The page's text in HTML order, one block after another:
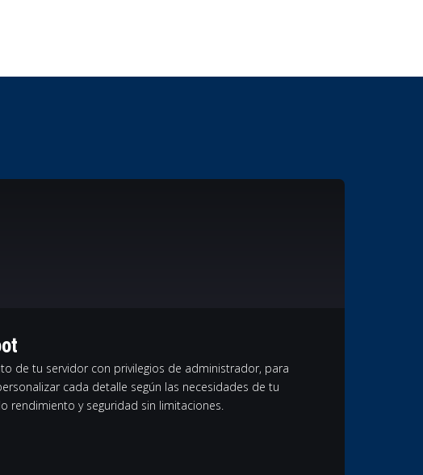
de tu servidor con privilegios de administrador, para
cada detalle según las necesidades de tu
rendimiento y seguridad sin limitaciones.